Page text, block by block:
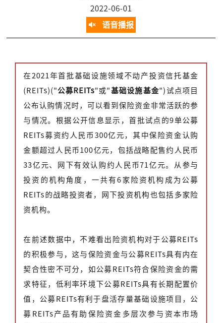
2022-06-01
语音播报
在2021年首批基础设施领域不动产投资信托基金
(REITs)("公募REITs"或" 基础设施基金")试点项目
公布认购情况时，可以看到保险资金非常活跃的参
与情况。根据公开信息显示，首批试点的9单公募
REITs募资约人民币300亿元，其中保险资金认购
金额超过人民币100亿元，包括战略配售约人民币
33亿元、网下有效认购约人民币71亿元。从参与
投资的机构角度，一共有6家险资机构成为公募
REITs的战略投资者，网下投资机构也包括多家险
资机构。
在前述数据中，不难看出险资机构对于公募REITs
的积极参与，这与保险资金与公募REITs具有内在
契合性密不可分，如公募REITs符合保险资金的需
求特征，低利率环境下公募REITs具有长期配置价
值，公募REITs有利于盘活存量基础设施项目，公
募REITs产品有助保险资金多层次参与资本市场